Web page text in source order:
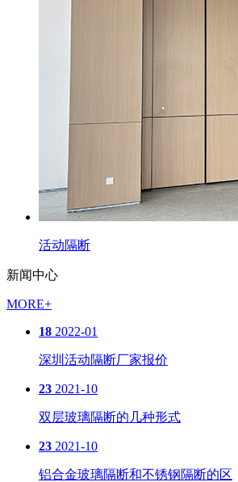
活动隔断
新闻中心
MORE+
18 2022-01
深圳活动隔断厂家报价
23 2021-10
双层玻璃隔断的几种形式
23 2021-10
铝合金玻璃隔断和不锈钢隔断的区